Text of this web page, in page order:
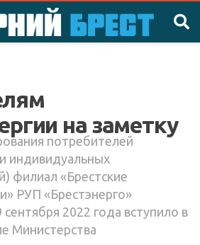
на заметку
потребителей
индивидуальных
филиал «Брестские
РУП «Брестэнерго»
2022 года вступило в
Министерства